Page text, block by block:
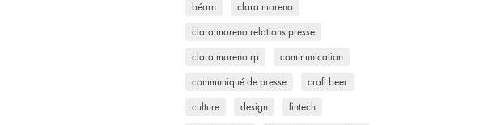
béarn clara moreno
clara moreno relations presse
clara moreno rp communication
communiqué de presse craft beer
culture design fintech